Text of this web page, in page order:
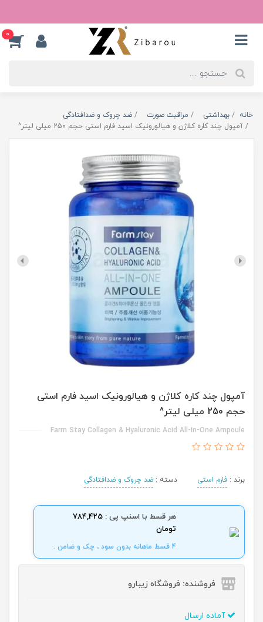
0
خانه بهداشتی مراقبت صورت
ضد چروک و ضدافتادگی
آمپول چند کاره کلاژن و هیالورونیک اسید فارم استی حجم 250 میلی لیتر^
آمپول چند کاره کلاژن و هیالورونیک اسید فارم استی
حجم 250 میلی لیتر^
Farm Stay Collagen & Hyaluronic Acid All-In-One Ampoule
برند : فارم استی دسته : ضد چروک و ضدافتادگی
هر قسط با اسنپ پی : 784,425
تومان
4 قسط ماهانه بدون سود ، چک و ضامن .
فروشنده: فروشگاه زیبارو
آماده ارسال